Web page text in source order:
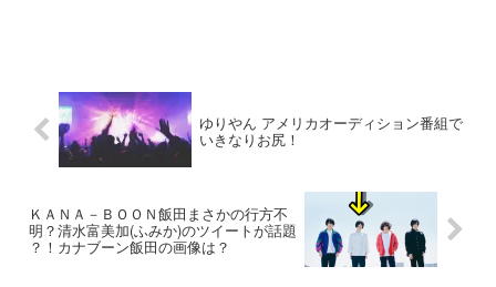
ゆりやん アメリカオーディション番組で
いきなりお尻！
ＫＡＮＡ－ＢＯＯＮ飯田まさかの行方不
明？清水富美加(ふみか)のツイートが話題
？！カナブーン飯田の画像は？